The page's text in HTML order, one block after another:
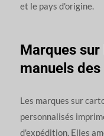
et le pays d'origine.
Marques
manuels
Les marques sur
personnalisés
d'expédition. Elles